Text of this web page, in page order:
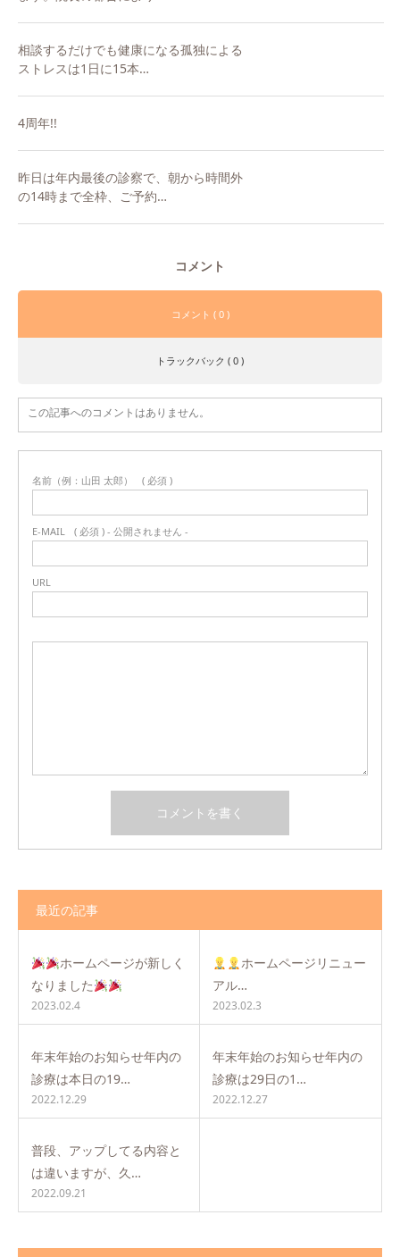
相談するだけでも健康になる️孤独による
ストレスは1日に15本…
4周年!!
昨日は年内最後の診察で、朝から時間外
の14時まで全枠、ご予約…
コメント
コメント ( 0 )
トラックバック ( 0 )
この記事へのコメントはありません。
名前（例：山田 太郎） ( 必須 )
E-MAIL ( 必須 ) - 公開されません -
URL
最近の記事
ホームページが新しく
なりました
2023.02.4
ホームページリニュー
アル…
2023.02.3
年末年始のお知らせ年内の
診療は本日の19…
2022.12.29
年末年始のお知らせ年内の
診療は29日の1…
2022.12.27
普段、アップしてる内容と
は違いますが、久…
2022.09.21